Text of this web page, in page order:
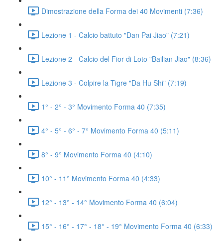
Dimostrazione della Forma dei 40 Movimenti (7:36)
Lezione 1 - Calcio battuto "Dan Pai Jiao" (7:21)
Lezione 2 - Calcio del Fior di Loto "Bailian Jiao" (8:36)
Lezione 3 - Colpire la Tigre "Da Hu Shi" (7:19)
1° - 2° - 3° Movimento Forma 40 (7:35)
4° - 5° - 6° - 7° Movimento Forma 40 (5:11)
8° - 9° Movimento Forma 40 (4:10)
10° - 11° Movimento Forma 40 (4:33)
12° - 13° - 14° Movimento Forma 40 (6:04)
15° - 16° - 17° - 18° - 19° Movimento Forma 40 (6:33)